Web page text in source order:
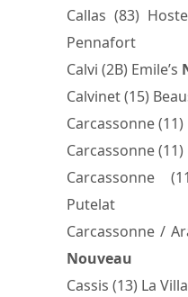
Callas (83)
Pennafort
Calvi (2B) Emile’s
Calvinet (15)
Carcassonne (11)
Carcassonne
Carcassonne
Putelat
Carcassonne /
Nouveau
Cassis (13) La